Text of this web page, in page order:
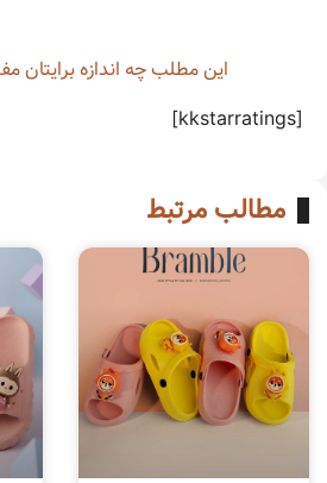
این مطلب چه‌ اندازه برایتان
[kkstarratings]
مطالب مرتبط